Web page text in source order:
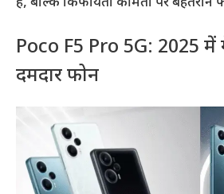
Poco F5 Pro 5G: 2025 में
दमदार फोन